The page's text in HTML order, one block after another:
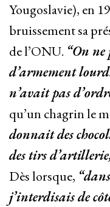
Yougoslavie), en
bruissement sa
de l’ONU. “On
d’armement
n’avait pas
qu’un chagrin le
donnait des
des tirs
Dès lorsque,
j’interdisais de